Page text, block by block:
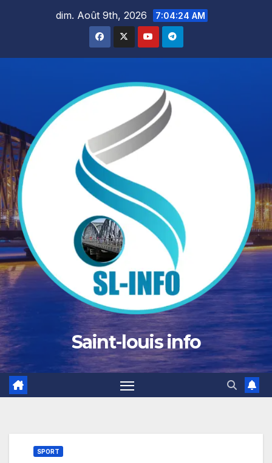
dim. Août 9th, 2026 7:04:25 AM
Saint-louis info
SPORT